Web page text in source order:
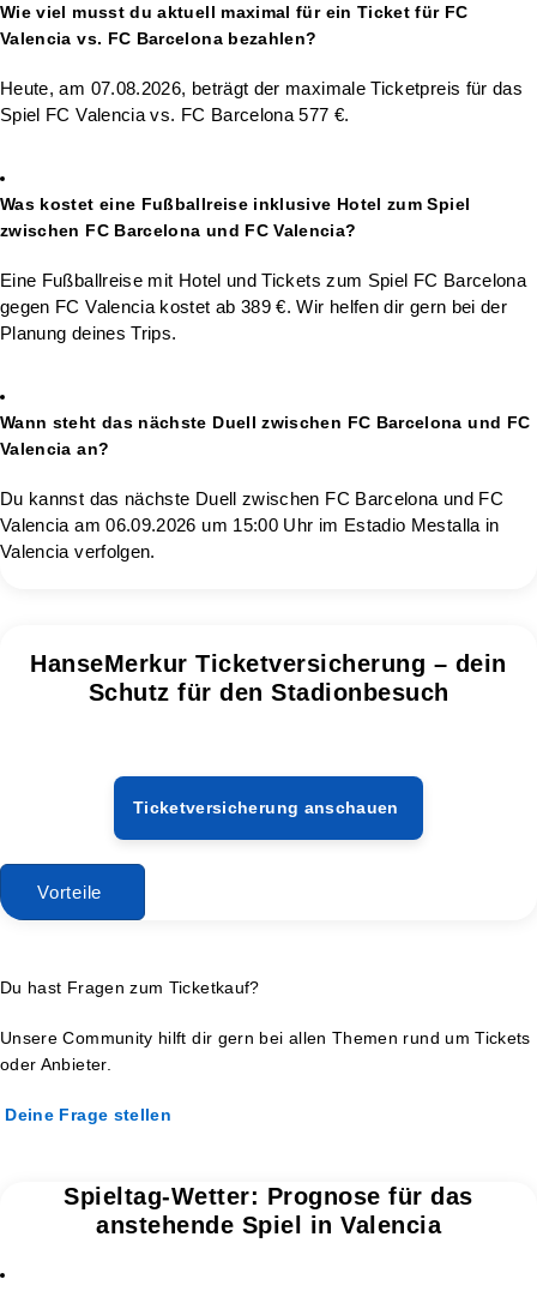
Wie viel musst du aktuell maximal für ein Ticket für FC
Valencia vs. FC Barcelona bezahlen?
Heute, am 07.08.2026, beträgt der maximale Ticketpreis für das
Spiel FC Valencia vs. FC Barcelona 577 €.
Was kostet eine Fußballreise inklusive Hotel zum Spiel
zwischen FC Barcelona und FC Valencia?
Eine Fußballreise mit Hotel und Tickets zum Spiel FC Barcelona
gegen FC Valencia kostet ab 389 €. Wir helfen dir gern bei der
Planung deines Trips.
Wann steht das nächste Duell zwischen FC Barcelona und FC
Valencia an?
Du kannst das nächste Duell zwischen FC Barcelona und FC
Valencia am 06.09.2026 um 15:00 Uhr im Estadio Mestalla in
Valencia verfolgen.
HanseMerkur Ticketversicherung – dein
Schutz für den Stadionbesuch
Ticketversicherung anschauen
Vorteile
Du hast Fragen zum Ticketkauf?
Unsere Community hilft dir gern bei allen Themen rund um Tickets
oder Anbieter.
Deine Frage stellen
Spieltag-Wetter: Prognose für das
anstehende Spiel in Valencia